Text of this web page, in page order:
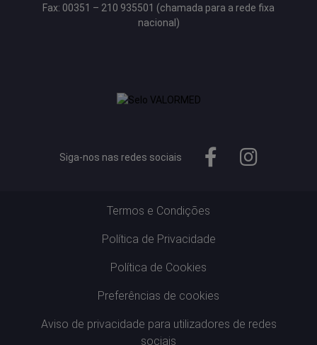
Fax: 00351 – 210 935501 (chamada para a rede fixa
nacional)
Siga-nos nas redes sociais
Termos e Condições
Política de Privacidade
Política de Cookies
Preferências de cookies
Aviso de privacidade para utilizadores de redes
sociais